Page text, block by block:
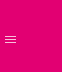
Menu